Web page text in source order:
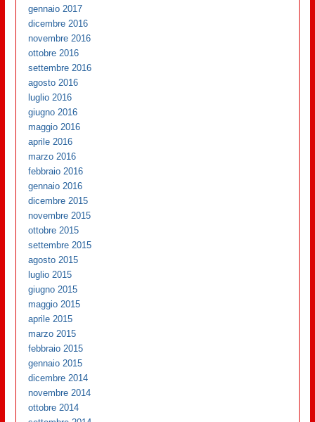
gennaio 2017
dicembre 2016
novembre 2016
ottobre 2016
settembre 2016
agosto 2016
luglio 2016
giugno 2016
maggio 2016
aprile 2016
marzo 2016
febbraio 2016
gennaio 2016
dicembre 2015
novembre 2015
ottobre 2015
settembre 2015
agosto 2015
luglio 2015
giugno 2015
maggio 2015
aprile 2015
marzo 2015
febbraio 2015
gennaio 2015
dicembre 2014
novembre 2014
ottobre 2014